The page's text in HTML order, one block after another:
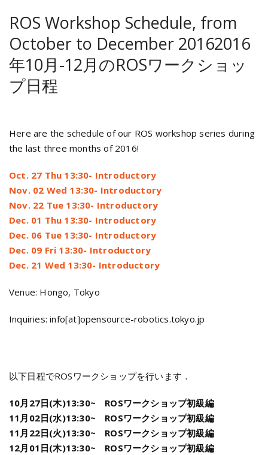
ROS Workshop Schedule, from
October to December 20162016
年10月-12月のROSワークショッ
プ日程
Here are the schedule of our ROS workshop series during
the last three months of 2016!
Oct. 27 Thu 13:30- Introductory
Nov. 02 Wed 13:30- Introductory
Nov. 22 Tue 13:30- Introductory
Dec. 01 Thu 13:30- Introductory
Dec. 06 Tue 13:30- Introductory
Dec. 09 Fri 13:30- Introductory
Dec. 21 Wed 13:30- Introductory
Venue: Hongo, Tokyo
Inquiries: info[at]opensource-robotics.tokyo.jp
以下日程でROSワークショップを行います．
10月27日(木)13:30~ ROSワークショップ初級編
11月02日(水)13:30~ ROSワークショップ初級編
11月22日(火)13:30~ ROSワークショップ初級編
12月01日(木)13:30~ ROSワークショップ初級編